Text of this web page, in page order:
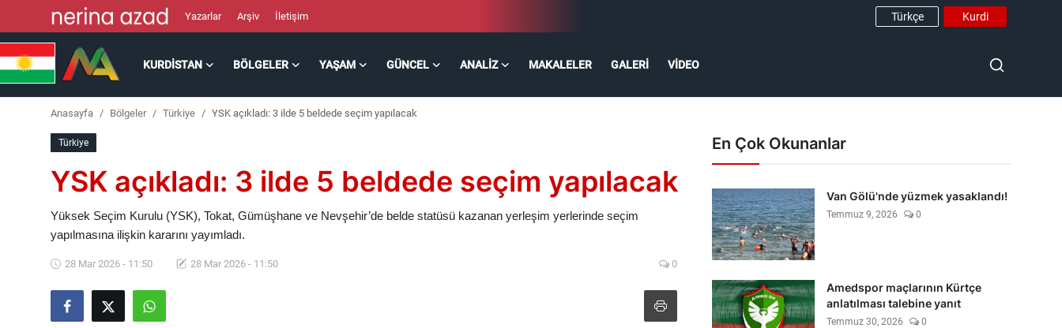
Yazarlar Arşiv İletişim Türkçe Kurdi
KURDISTAN BÖLGELER YAŞAM GÜNCEL ANALIZ MAKALELER GALERI VIDEO
Anasayfa Bölgeler Türkiye YSK açıkladı: 3 ilde 5 beldede seçim yapılacak
Türkiye
YSK açıkladı: 3 ilde 5 beldede seçim yapılacak
Yüksek Seçim Kurulu (YSK), Tokat, Gümüşhane ve Nevşehir’de belde statüsü kazanan yerleşim yerlerinde seçim
yapılmasına ilişkin kararını yayımladı.
28 Mar 2026 - 11:50 28 Mar 2026 - 11:50 0
En Çok Okunanlar
Van Gölü'nde yüzmek yasaklandı!
Temmuz 9, 2026 0
Amedspor maçlarının Kürtçe
anlatılması talebine yanıt
Temmuz 30, 2026 0